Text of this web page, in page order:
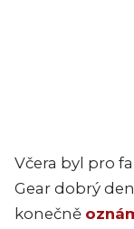
Včera byl pro
Gear dobrý
konečně